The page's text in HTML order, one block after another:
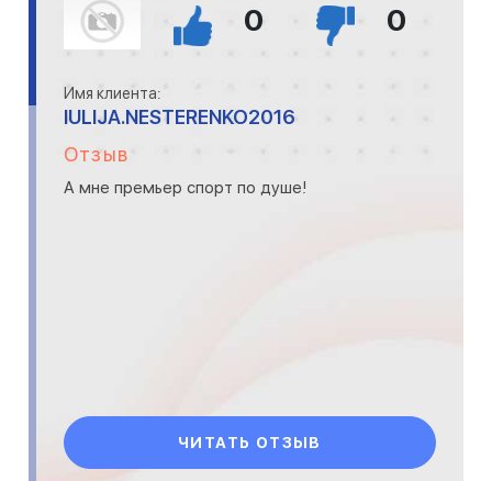
0 0
Имя клиента:
IULIJA.NESTERENKO2016
Отзыв
А мне премьер спорт по душе!
ЧИТАТЬ ОТЗЫВ